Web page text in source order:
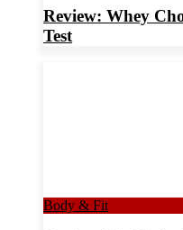
Review: Whey
Test
Body & Fit